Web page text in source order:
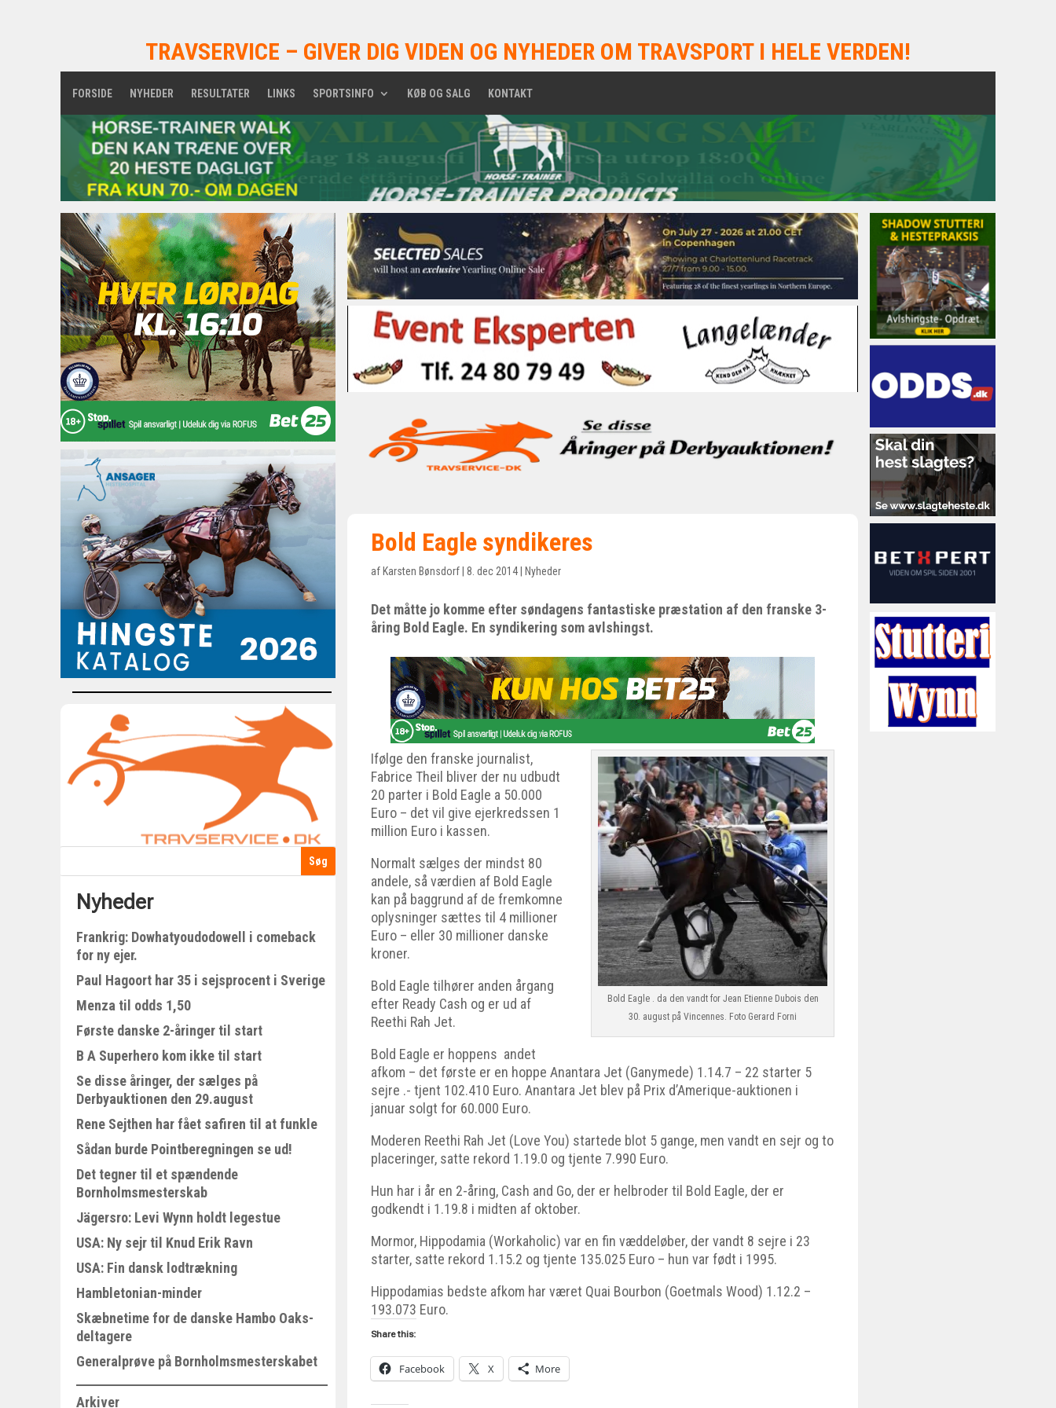
TRAVSERVICE – GIVER DIG VIDEN OG NYHEDER OM TRAVSPORT I HELE VERDEN!
FORSIDE NYHEDER RESULTATER LINKS SPORTSINFO KØB OG SALG KONTAKT
Nyheder
Frankrig: Dowhatyoudodowell i comeback
for ny ejer.
Paul Hagoort har 35 i sejsprocent i Sverige
Menza til odds 1,50
Første danske 2-åringer til start
B A Superhero kom ikke til start
Se disse åringer, der sælges på
Derbyauktionen den 29.august
Rene Sejthen har fået safiren til at funkle
Sådan burde Pointberegningen se ud!
Det tegner til et spændende
Bornholmsmesterskab
Jägersro: Levi Wynn holdt legestue
USA: Ny sejr til Knud Erik Ravn
USA: Fin dansk lodtrækning
Hambletonian-minder
Skæbnetime for de danske Hambo Oaks-
deltagere
Generalprøve på Bornholmsmesterskabet
Arkiver
Bold Eagle syndikeres
af Karsten Bønsdorf 8. dec 2014 Nyheder
Det måtte jo komme efter søndagens fantastiske præstation af den franske 3-
åring Bold Eagle. En syndikering som avlshingst.
Bold Eagle . da den vandt for Jean Etienne Dubois den
30. august på Vincennes. Foto Gerard Forni
Ifølge den franske journalist,
Fabrice Theil bliver der nu udbudt
20 parter i Bold Eagle a 50.000
Euro – det vil give ejerkredssen 1
million Euro i kassen.
Normalt sælges der mindst 80
andele, så værdien af Bold Eagle
kan på baggrund af de fremkomne
oplysninger sættes til 4 millioner
Euro – eller 30 millioner danske
kroner.
Bold Eagle tilhører anden årgang
efter Ready Cash og er ud af
Reethi Rah Jet.
Bold Eagle er hoppens andet
afkom – det første er en hoppe Anantara Jet (Ganymede) 1.14.7 – 22 starter 5
sejre .- tjent 102.410 Euro. Anantara Jet blev på Prix d’Amerique-auktionen i
januar solgt for 60.000 Euro.
Moderen Reethi Rah Jet (Love You) startede blot 5 gange, men vandt en sejr og to
placeringer, satte rekord 1.19.0 og tjente 7.990 Euro.
Hun har i år en 2-åring, Cash and Go, der er helbroder til Bold Eagle, der er
godkendt i 1.19.8 i midten af oktober.
Mormor, Hippodamia (Workaholic) var en fin væddeløber, der vandt 8 sejre i 23
starter, satte rekord 1.15.2 og tjente 135.025 Euro – hun var født i 1995.
Hippodamias bedste afkom har været Quai Bourbon (Goetmals Wood) 1.12.2 –
193.073 Euro.
Share this:
Facebook X More